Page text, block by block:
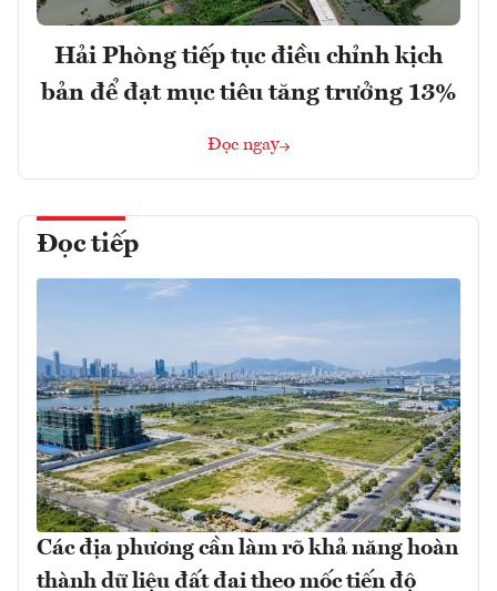
Hải Phòng tiếp tục điều chỉnh kịch
bản để đạt mục tiêu tăng trưởng 13%
Đọc ngay
Đọc tiếp
Các địa phương cần làm rõ khả năng hoàn
thành dữ liệu đất đai theo mốc tiến độ